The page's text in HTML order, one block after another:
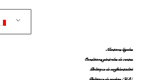
Mentions légales
Conditions générales de ventes
Politique de confidentialité